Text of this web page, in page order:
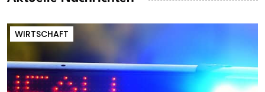
WIRTSCHAFT